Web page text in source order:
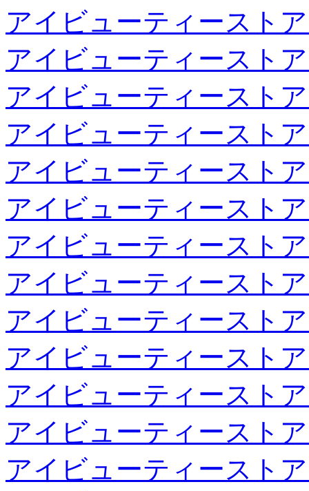
アイビューティースト
アイビューティースト
アイビューティースト
アイビューティースト
アイビューティースト
アイビューティースト
アイビューティースト
アイビューティースト
アイビューティースト
アイビューティースト
アイビューティースト
アイビューティースト
アイビューティースト